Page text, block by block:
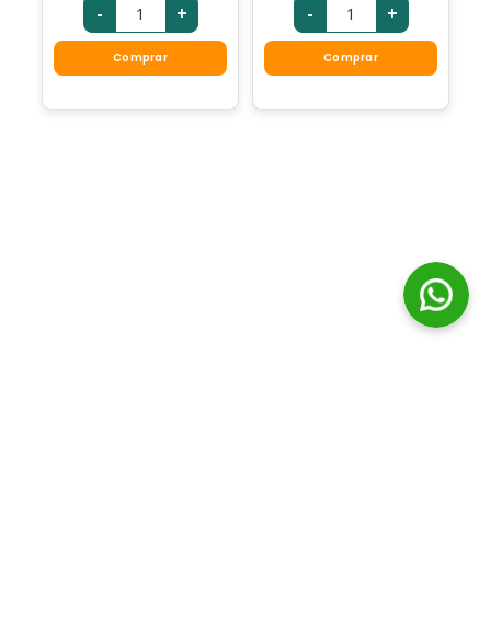
- +
Comprar
- +
Comprar